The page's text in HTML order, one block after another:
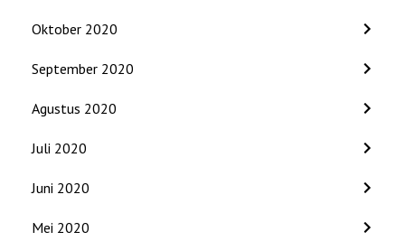
Oktober 2020
September 2020
Agustus 2020
Juli 2020
Juni 2020
Mei 2020